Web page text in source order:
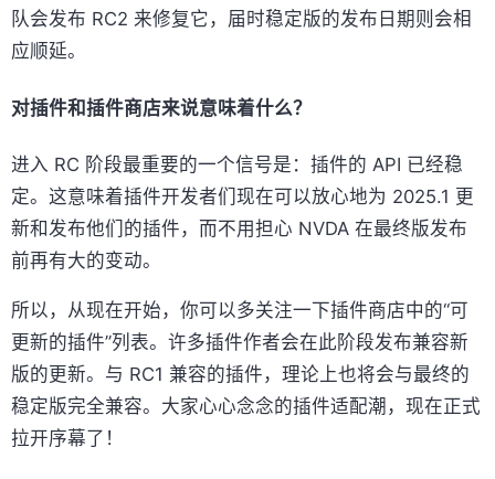
队会发布 RC2 来修复它，届时稳定版的发布日期则会相
应顺延。
对插件和插件商店来说意味着什么？
进入 RC 阶段最重要的一个信号是：插件的 API 已经稳
定。这意味着插件开发者们现在可以放心地为 2025.1 更
新和发布他们的插件，而不用担心 NVDA 在最终版发布
前再有大的变动。
所以，从现在开始，你可以多关注一下插件商店中的“可
更新的插件”列表。许多插件作者会在此阶段发布兼容新
版的更新。与 RC1 兼容的插件，理论上也将会与最终的
稳定版完全兼容。大家心心念念的插件适配潮，现在正式
拉开序幕了！